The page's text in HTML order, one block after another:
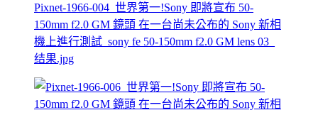
Pixnet-1966-004_世界第一!Sony 即將宣布 50-
150mm f2.0 GM 鏡頭 在一台尚未公布的 Sony 新相
機上進行測試_sony fe 50-150mm f2.0 GM lens 03_
结果.jpg